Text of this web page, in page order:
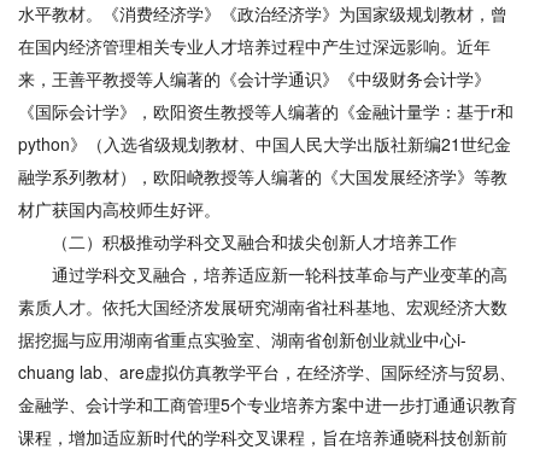
水平教材。《消费经济学》《政治经济学》为国家级规划教材，曾
在国内经济管理相关专业人才培养过程中产生过深远影响。近年
来，王善平教授等人编著的《会计学通识》《中级财务会计学》
《国际会计学》，欧阳资生教授等人编著的《金融计量学：基于r和
python》（入选省级规划教材、中国人民大学出版社新编21世纪金
融学系列教材），欧阳峣教授等人编著的《大国发展经济学》等教
材广获国内高校师生好评。
（二）积极推动学科交叉融合和拔尖创新人才培养工作
通过学科交叉融合，培养适应新一轮科技革命与产业变革的高
素质人才。依托大国经济发展研究湖南省社科基地、宏观经济大数
据挖掘与应用湖南省重点实验室、湖南省创新创业就业中心i-
chuang lab、are虚拟仿真教学平台，在经济学、国际经济与贸易、
金融学、会计学和工商管理5个专业培养方案中进一步打通通识教育
课程，增加适应新时代的学科交叉课程，旨在培养通晓科技创新前